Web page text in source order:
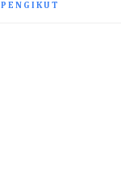
PENGIKUT